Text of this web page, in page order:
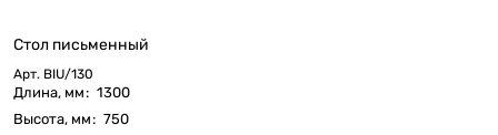
Стол письменный
Арт. BIU/130
Длина, мм: 1300
Высота, мм: 750